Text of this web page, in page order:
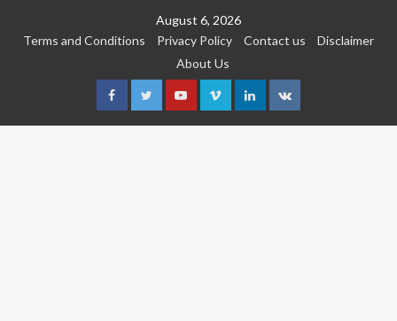
August 6, 2026
Terms and Conditions
Privacy Policy Contact us
Disclaimer
About Us
FacebookTwitterYoutubeVimeoLinkedin
VK